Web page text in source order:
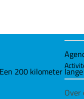
Over
200 kilometer